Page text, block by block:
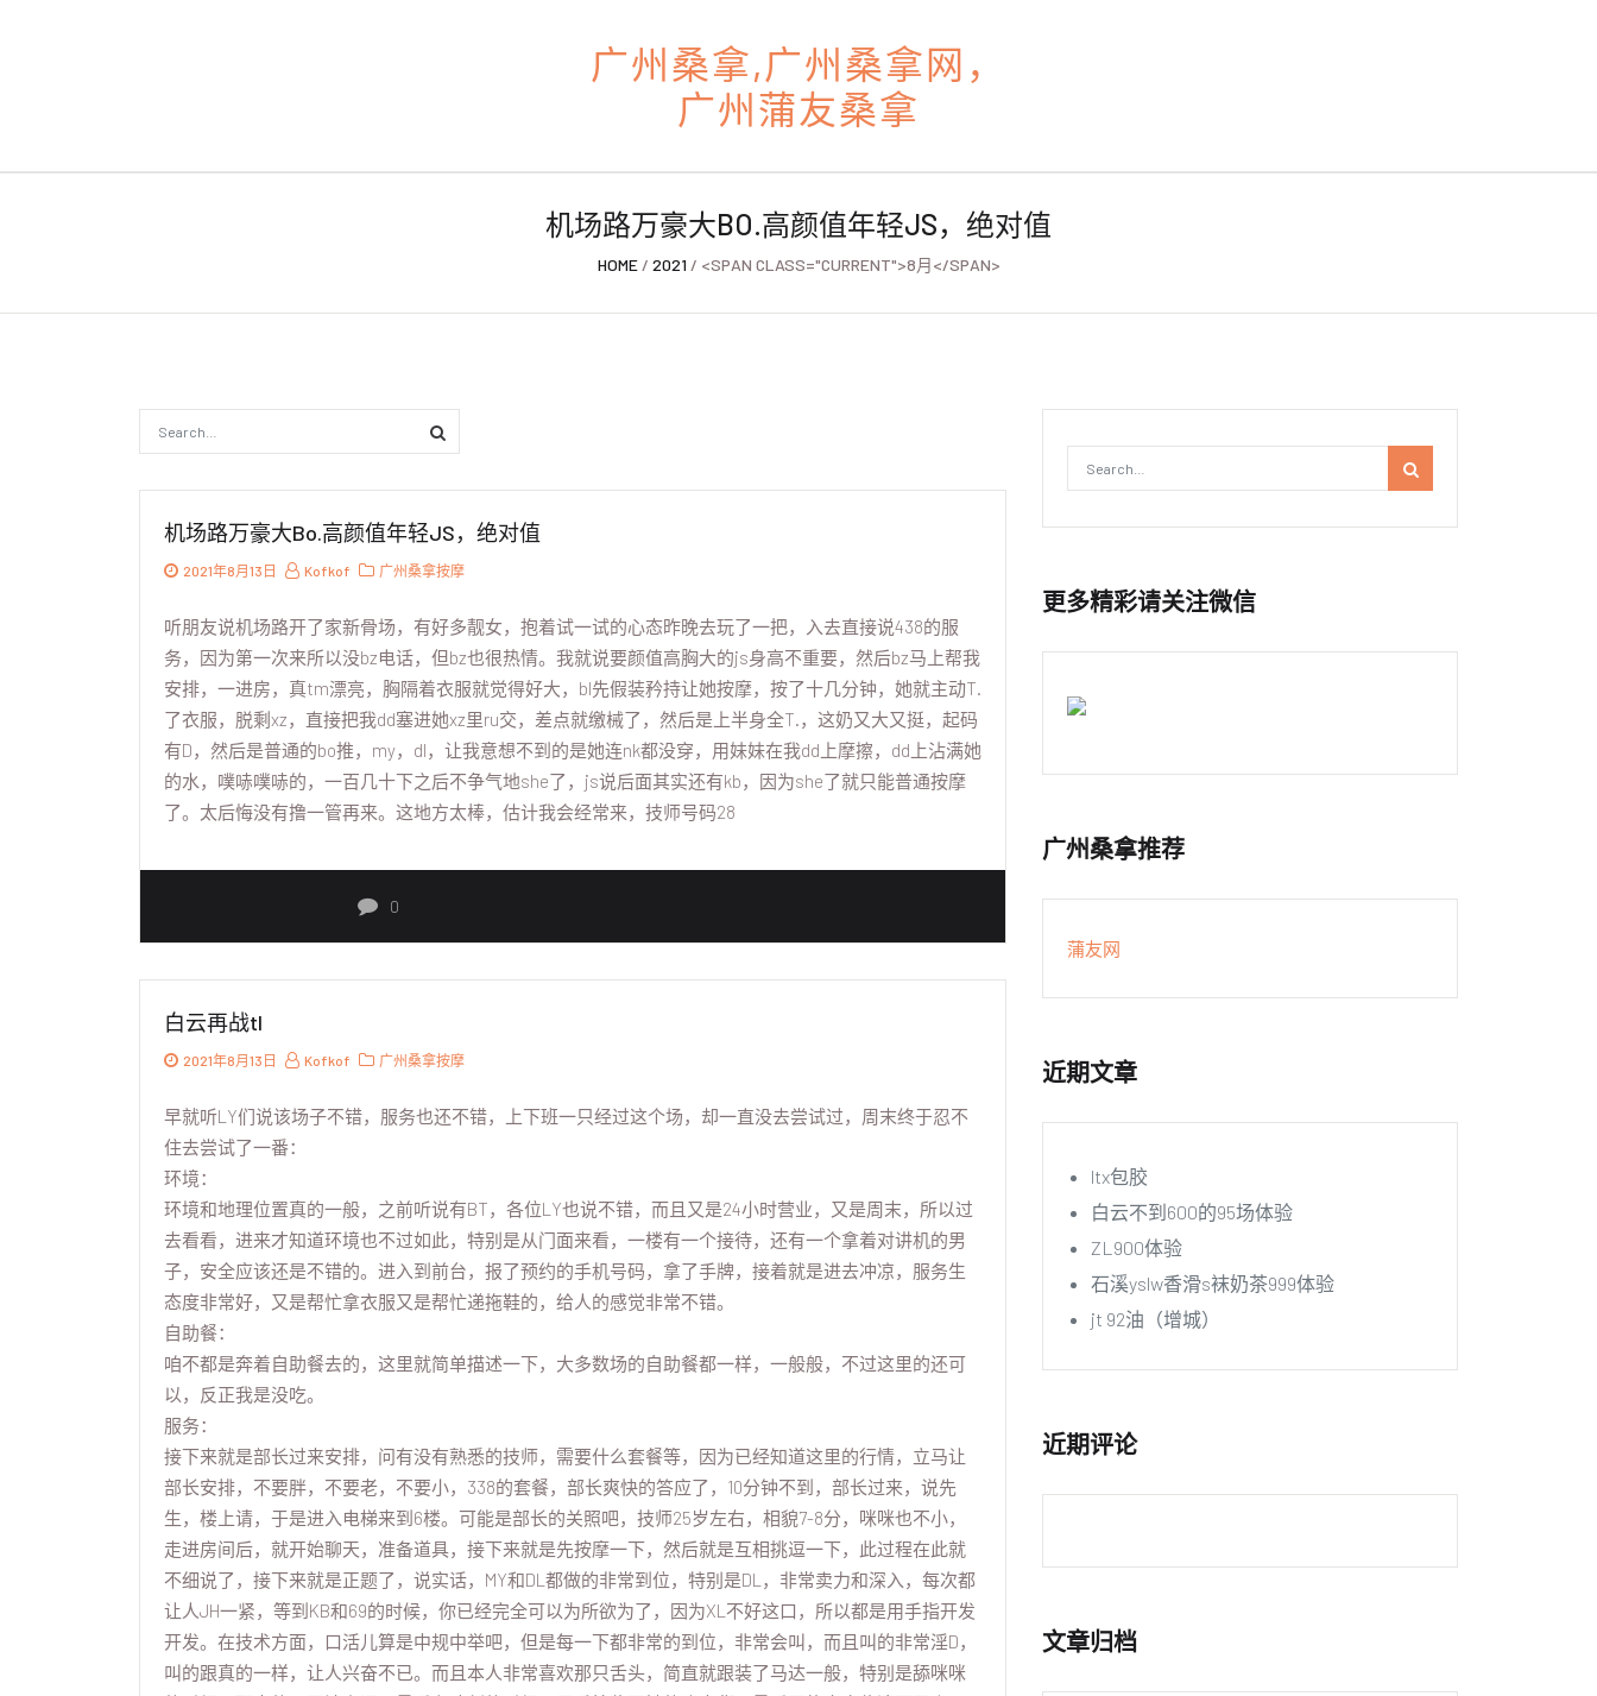
广州桑拿,广州桑拿网，
广州蒲友桑拿
机场路万豪大BO.高颜值年轻JS，绝对值
HOME/ 2021 / <SPAN CLASS="CURRENT">8月</SPAN>
0
机场路万豪大Bo.高颜值年轻JS，绝对值
2021年8月13日 Kofkof 广州桑拿按摩
听朋友说机场路开了家新骨场，有好多靓女，抱着试一试的心态昨晚去玩了一把，入去直接说438的服
务，因为第一次来所以没bz电话，但bz也很热情。我就说要颜值高胸大的js身高不重要，然后bz马上帮我
安排，一进房，真tm漂亮，胸隔着衣服就觉得好大，bl先假装矜持让她按摩，按了十几分钟，她就主动T.
了衣服，脱剩xz，直接把我dd塞进她xz里ru交，差点就缴械了，然后是上半身全T.，这奶又大又挺，起码
有D，然后是普通的bo推，my，dl，让我意想不到的是她连nk都没穿，用妹妹在我dd上摩擦，dd上沾满她
的水，噗哧噗哧的，一百几十下之后不争气地she了，js说后面其实还有kb，因为she了就只能普通按摩
了。太后悔没有撸一管再来。这地方太棒，估计我会经常来，技师号码28
白云再战tl
2021年8月13日 Kofkof 广州桑拿按摩
早就听LY们说该场子不错，服务也还不错，上下班一只经过这个场，却一直没去尝试过，周末终于忍不
住去尝试了一番：
环境：
环境和地理位置真的一般，之前听说有BT，各位LY也说不错，而且又是24小时营业，又是周末，所以过
去看看，进来才知道环境也不过如此，特别是从门面来看，一楼有一个接待，还有一个拿着对讲机的男
子，安全应该还是不错的。进入到前台，报了预约的手机号码，拿了手牌，接着就是进去冲凉，服务生
态度非常好，又是帮忙拿衣服又是帮忙递拖鞋的，给人的感觉非常不错。
自助餐：
咱不都是奔着自助餐去的，这里就简单描述一下，大多数场的自助餐都一样，一般般，不过这里的还可
以，反正我是没吃。
服务：
接下来就是部长过来安排，问有没有熟悉的技师，需要什么套餐等，因为已经知道这里的行情，立马让
部长安排，不要胖，不要老，不要小，338的套餐，部长爽快的答应了，10分钟不到，部长过来，说先
生，楼上请，于是进入电梯来到6楼。可能是部长的关照吧，技师25岁左右，相貌7-8分，咪咪也不小，
走进房间后，就开始聊天，准备道具，接下来就是先按摩一下，然后就是互相挑逗一下，此过程在此就
不细说了，接下来就是正题了，说实话，MY和DL都做的非常到位，特别是DL，非常卖力和深入，每次都
让人JH一紧，等到KB和69的时候，你已经完全可以为所欲为了，因为XL不好这口，所以都是用手指开发
开发。在技术方面，口活儿算是中规中举吧，但是每一下都非常的到位，非常会叫，而且叫的非常淫D，
叫的跟真的一样，让人兴奋不已。而且本人非常喜欢那只舌头，简直就跟装了马达一般，特别是舔咪咪
更多精彩请关注微信
广州桑拿推荐
蒲友网
近期文章
ltx包胶
白云不到600的95场体验
ZL900体验
石溪yslw香滑s袜奶茶999体验
jt 92油（增城）
近期评论
文章归档